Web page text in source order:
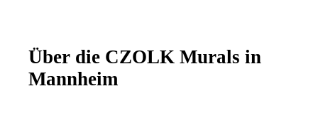
Über die CZOLK Murals in
Mannheim